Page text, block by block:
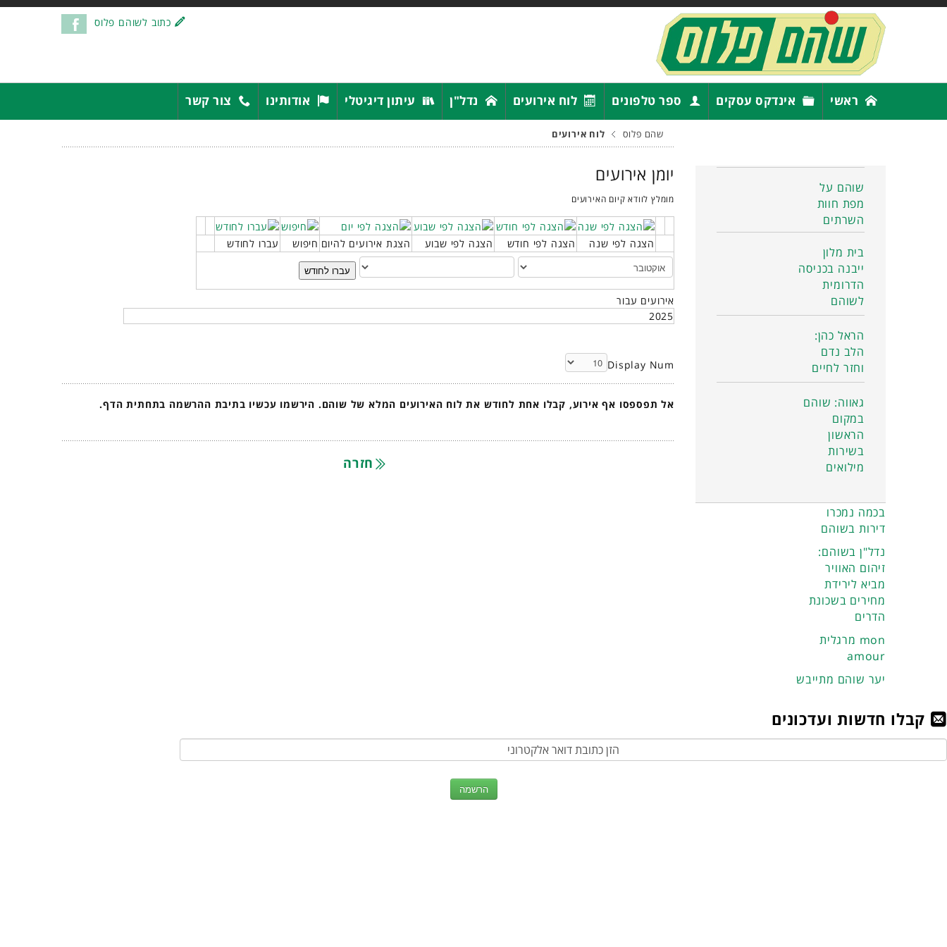
כתוב לשוהם פלוס
ראשי אינדקס עסקים ספר טלפונים לוח אירועים נדל"ן עיתון דיגיטלי אודותינו צור קשר
שהם פלוס לוח אירועים
יומן אירועים
מומלץ לוודא קיום האירועים
הצגה לפי שנה הצגה לפי חודש הצגה לפי שבוע הצגת אירועים להיום חיפוש
עברו לחודש
עברו לחודש
אירועים עבור
2025
Display Num
אל תפספסו אף אירוע, קבלו אחת לחודש את לוח האירועים המלא של שוהם. הירשמו עכשיו בתיבת ההרשמה בתחתית הדף.
חזרה
שוהם על
מפת חוות
השרתים
בית מלון
ייבנה בכניסה
הדרומית
לשוהם
הראל כהן:
הלב נדם
וחזר לחיים
גאווה: שוהם
במקום
הראשון
בשירות
מילואים
בכמה נמכרו
דירות בשוהם
נדל"ן בשוהם:
זיהום האוויר
מביא לירידת
מחירים בשכונת
הדרים
מרגלית mon
amour
יער שוהם מתייבש
קבלו חדשות ועדכונים